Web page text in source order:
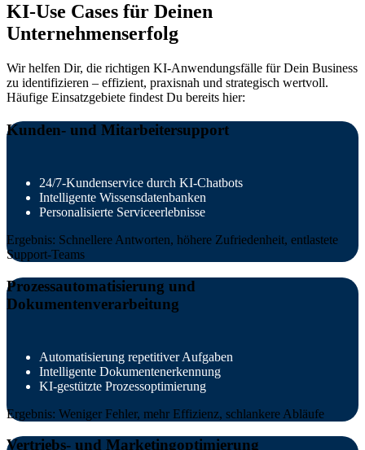
KI-Use Cases für Deinen
Unternehmenserfolg
Wir helfen Dir, die richtigen KI-Anwendungsfälle für Dein Business
zu identifizieren – effizient, praxisnah und strategisch wertvoll.
Häufige Einsatzgebiete findest Du bereits hier:
Kunden- und Mitarbeitersupport
24/7-Kundenservice durch KI-Chatbots
Intelligente Wissensdatenbanken
Personalisierte Serviceerlebnisse
Ergebnis: Schnellere Antworten, höhere Zufriedenheit, entlastete
Support-Teams
Prozessautomatisierung und
Dokumentenverarbeitung
Automatisierung repetitiver Aufgaben
Intelligente Dokumentenerkennung
KI-gestützte Prozessoptimierung
Ergebnis: Weniger Fehler, mehr Effizienz, schlankere Abläufe
Vertriebs- und Marketingoptimierung